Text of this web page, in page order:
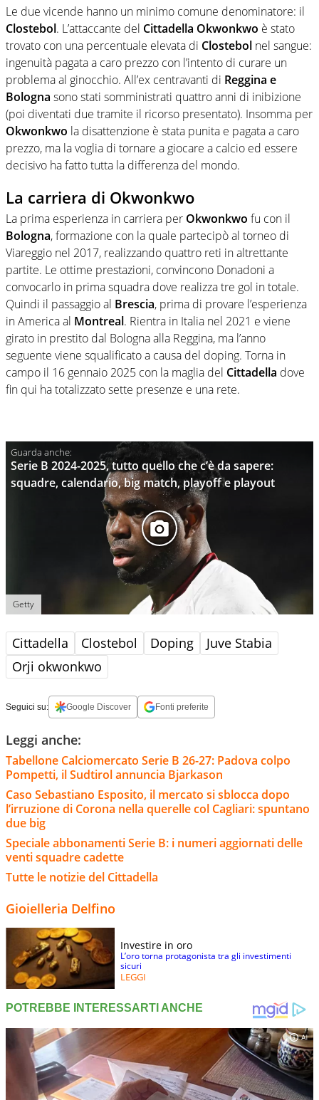
Le due vicende hanno un minimo comune denominatore: il
Clostebol. L’attaccante del Cittadella Okwonkwo è stato
trovato con una percentuale elevata di Clostebol nel sangue:
ingenuità pagata a caro prezzo con l’intento di curare un
problema al ginocchio. All’ex centravanti di Reggina e
Bologna sono stati somministrati quattro anni di inibizione
(poi diventati due tramite il ricorso presentato). Insomma per
Okwonkwo la disattenzione è stata punita e pagata a caro
prezzo, ma la voglia di tornare a giocare a calcio ed essere
decisivo ha fatto tutta la differenza del mondo.
La carriera di Okwonkwo
La prima esperienza in carriera per Okwonkwo fu con il
Bologna, formazione con la quale partecipò al torneo di
Viareggio nel 2017, realizzando quattro reti in altrettante
partite. Le ottime prestazioni, convincono Donadoni a
convocarlo in prima squadra dove realizza tre gol in totale.
Quindi il passaggio al Brescia, prima di provare l’esperienza
in America al Montreal. Rientra in Italia nel 2021 e viene
girato in prestito dal Bologna alla Reggina, ma l’anno
seguente viene squalificato a causa del doping. Torna in
campo il 16 gennaio 2025 con la maglia del Cittadella dove
fin qui ha totalizzato sette presenze e una rete.
Serie B 2024-2025, tutto quello che c’è da sapere:
squadre, calendario, big match, playoff e playout
Getty
Cittadella Clostebol Doping
Juve Stabia
Orji okwonkwo
Seguici su: Google Discover Fonti preferite
Leggi anche:
Tabellone Calciomercato Serie B 26-27: Padova colpo
Pompetti, il Sudtirol annuncia Bjarkason
Caso Sebastiano Esposito, il mercato si sblocca dopo
l’irruzione di Corona nella querelle col Cagliari: spuntano
due big
Speciale abbonamenti Serie B: i numeri aggiornati delle
venti squadre cadette
Tutte le notizie del Cittadella
Gioielleria Delfino
Investire in oro
L’oro torna protagonista tra gli investimenti
sicuri
LEGGI